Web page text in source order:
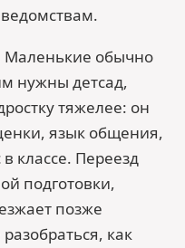
Маленькие обычно
нужны детсад,
тяжелее: он
язык общения,
классе. Переезд
подготовки,
позже
как